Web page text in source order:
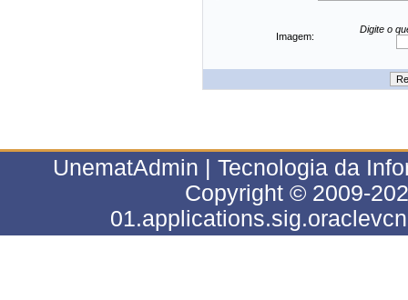
Imagem:
Digite o
UnematAdmin | Tecnologia da
Copyright © 2009-